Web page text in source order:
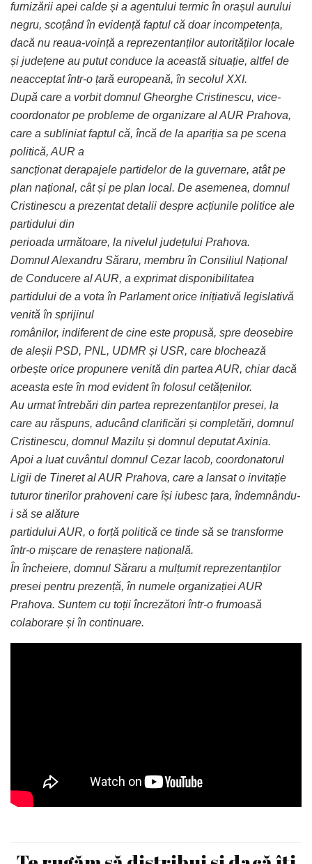
furnizării apei calde și a agentului termic în orașul aurului
negru, scoțând în evidență faptul că doar incompetența,
dacă nu reaua-voință a reprezentanților autorităților locale
și județene au putut conduce la această situație, altfel de
neacceptat într-o țară europeană, în secolul XXI.
După care a vorbit domnul Gheorghe Cristinescu, vice-
coordonator pe probleme de organizare al AUR Prahova,
care a subliniat faptul că, încă de la apariția sa pe scena
politică, AUR a
sancționat derapajele partidelor de la guvernare, atât pe
plan național, cât și pe plan local. De asemenea, domnul
Cristinescu a prezentat detalii despre acțiunile politice ale
partidului din
perioada următoare, la nivelul județului Prahova.
Domnul Alexandru Săraru, membru în Consiliul Național
de Conducere al AUR, a exprimat disponibilitatea
partidului de a vota în Parlament orice inițiativă legislativă
venită în sprijinul
românilor, indiferent de cine este propusă, spre deosebire
de aleșii PSD, PNL, UDMR și USR, care blochează
orbește orice propunere venită din partea AUR, chiar dacă
aceasta este în mod evident în folosul cetățenilor.
Au urmat întrebări din partea reprezentanților presei, la
care au răspuns, aducând clarificări și completări, domnul
Cristinescu, domnul Mazilu și domnul deputat Axinia.
Apoi a luat cuvântul domnul Cezar Iacob, coordonatorul
Ligii de Tineret al AUR Prahova, care a lansat o invitație
tuturor tinerilor prahoveni care își iubesc țara, îndemnându-
i să se alăture
partidului AUR, o forță politică ce tinde să se transforme
într-o mișcare de renaștere națională.
În încheiere, domnul Săraru a mulțumit reprezentanților
presei pentru prezență, în numele organizației AUR
Prahova. Suntem cu toții încrezători într-o frumoasă
colaborare și în continuare.